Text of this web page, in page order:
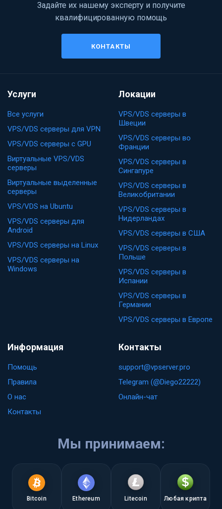
Задайте их нашему эксперту и получите
квалифицированную помощь
КОНТАКТЫ
Услуги
Все услуги
VPS/VDS серверы для VPN
VPS/VDS серверы с GPU
Виртуальные VPS/VDS
серверы
Виртуальные выделенные
серверы
VPS/VDS на Ubuntu
VPS/VDS серверы для
Android
VPS/VDS серверы на Linux
VPS/VDS серверы на
Windows
Локации
VPS/VDS серверы в
Швеции
VPS/VDS серверы во
Франции
VPS/VDS серверы в
Сингапуре
VPS/VDS серверы в
Великобритании
VPS/VDS серверы в
Нидерландах
VPS/VDS серверы в США
VPS/VDS серверы в
Польше
VPS/VDS серверы в
Испании
VPS/VDS серверы в
Германии
VPS/VDS серверы в Европе
Информация
Помощь
Правила
О нас
Контакты
Контакты
support@vpserver.pro
Telegram (@Diego22222)
Онлайн-чат
Мы принимаем:
Bitcoin Ethereum Litecoin Любая крипта